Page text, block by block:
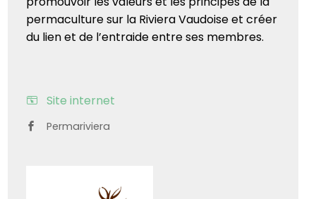
permaculture sur la Riviera Vaudoise et créer
du lien et de l’entraide entre ses membres.
Site internet
Permariviera